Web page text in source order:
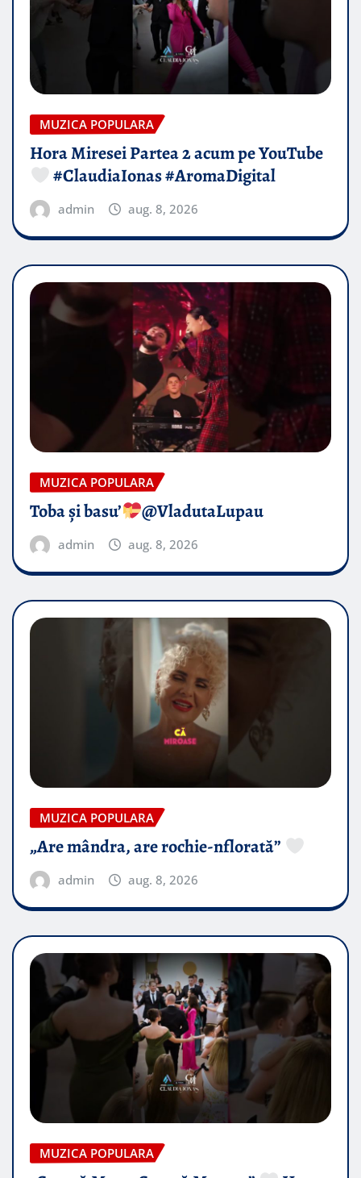
MUZICA POPULARA
Hora Miresei Partea 2 acum pe YouTube
#ClaudiaIonas #AromaDigital
admin aug. 8, 2026
MUZICA POPULARA
Toba și basu’ @VladutaLupau
admin aug. 8, 2026
MUZICA POPULARA
„Are mândra, are rochie-nflorată”
admin aug. 8, 2026
MUZICA POPULARA